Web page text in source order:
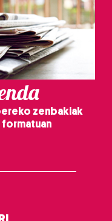
zenbakiak
formatuan